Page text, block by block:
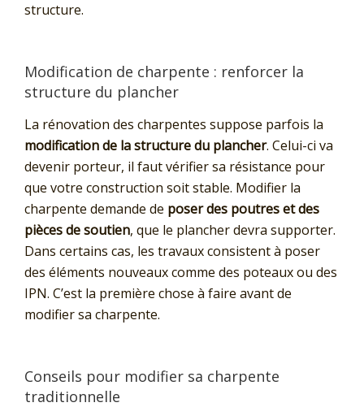
structure.
Modification de charpente : renforcer la
structure du plancher
La rénovation des charpentes suppose parfois la
modification de la structure du plancher. Celui-ci va
devenir porteur, il faut vérifier sa résistance pour
que votre construction soit stable. Modifier la
charpente demande de poser des poutres et des
pièces de soutien, que le plancher devra supporter.
Dans certains cas, les travaux consistent à poser
des éléments nouveaux comme des poteaux ou des
IPN. C’est la première chose à faire avant de
modifier sa charpente.
Conseils pour modifier sa charpente
traditionnelle